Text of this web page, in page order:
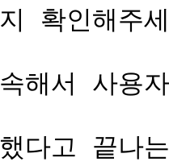
확인해주
해서 사용
다고 끝나